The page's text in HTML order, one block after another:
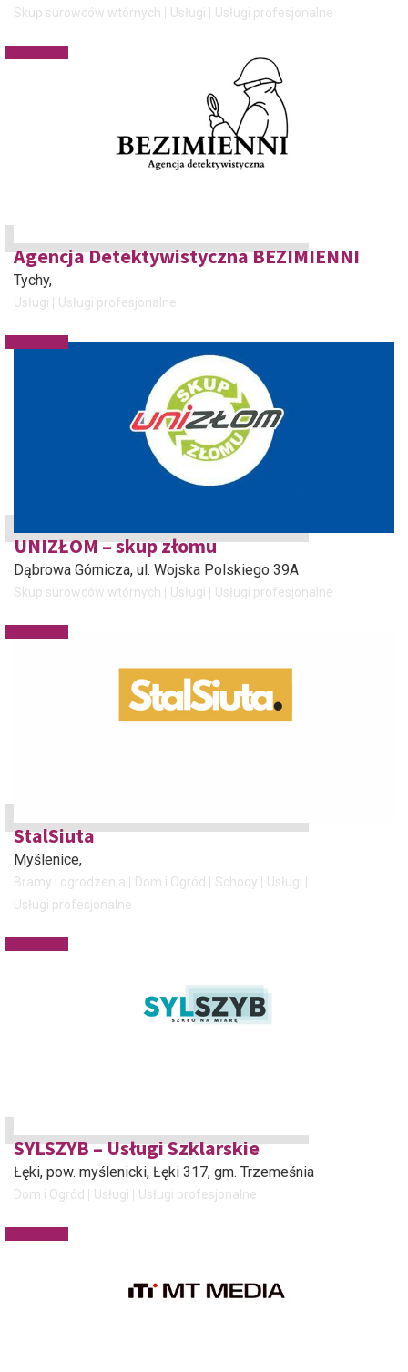
Skup surowców wtórnych Usługi Usługi profesjonalne
Agencja Detektywistyczna BEZIMIENNI
Tychy,
Usługi Usługi profesjonalne
UNIZŁOM – skup złomu
Dąbrowa Górnicza, ul. Wojska Polskiego 39A
Skup surowców wtórnych Usługi Usługi profesjonalne
StalSiuta
Myślenice,
Bramy i ogrodzenia Dom i Ogród Schody
Usługi
Usługi profesjonalne
SYLSZYB – Usługi Szklarskie
Łęki, pow. myślenicki, Łęki 317, gm. Trzemeśnia
Dom i Ogród Usługi Usługi profesjonalne